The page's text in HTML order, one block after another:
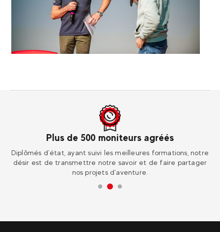
Plus de 500 moniteurs agréés
Diplômés d’état, ayant suivi les meilleures formations, notre
désir est de transmettre notre savoir et de faire partager
nos projets d’aventure.